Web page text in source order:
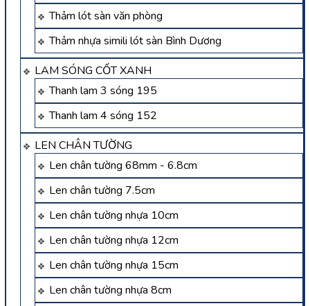
Thảm lót sàn văn phòng
Thảm nhựa simili lót sàn Bình Dương
LAM SÓNG CỐT XANH
Thanh lam 3 sóng 195
Thanh lam 4 sóng 152
LEN CHÂN TƯỜNG
Len chân tường 68mm - 6.8cm
Len chân tường 7.5cm
Len chân tường nhựa 10cm
Len chân tường nhựa 12cm
Len chân tường nhựa 15cm
Len chân tường nhựa 8cm